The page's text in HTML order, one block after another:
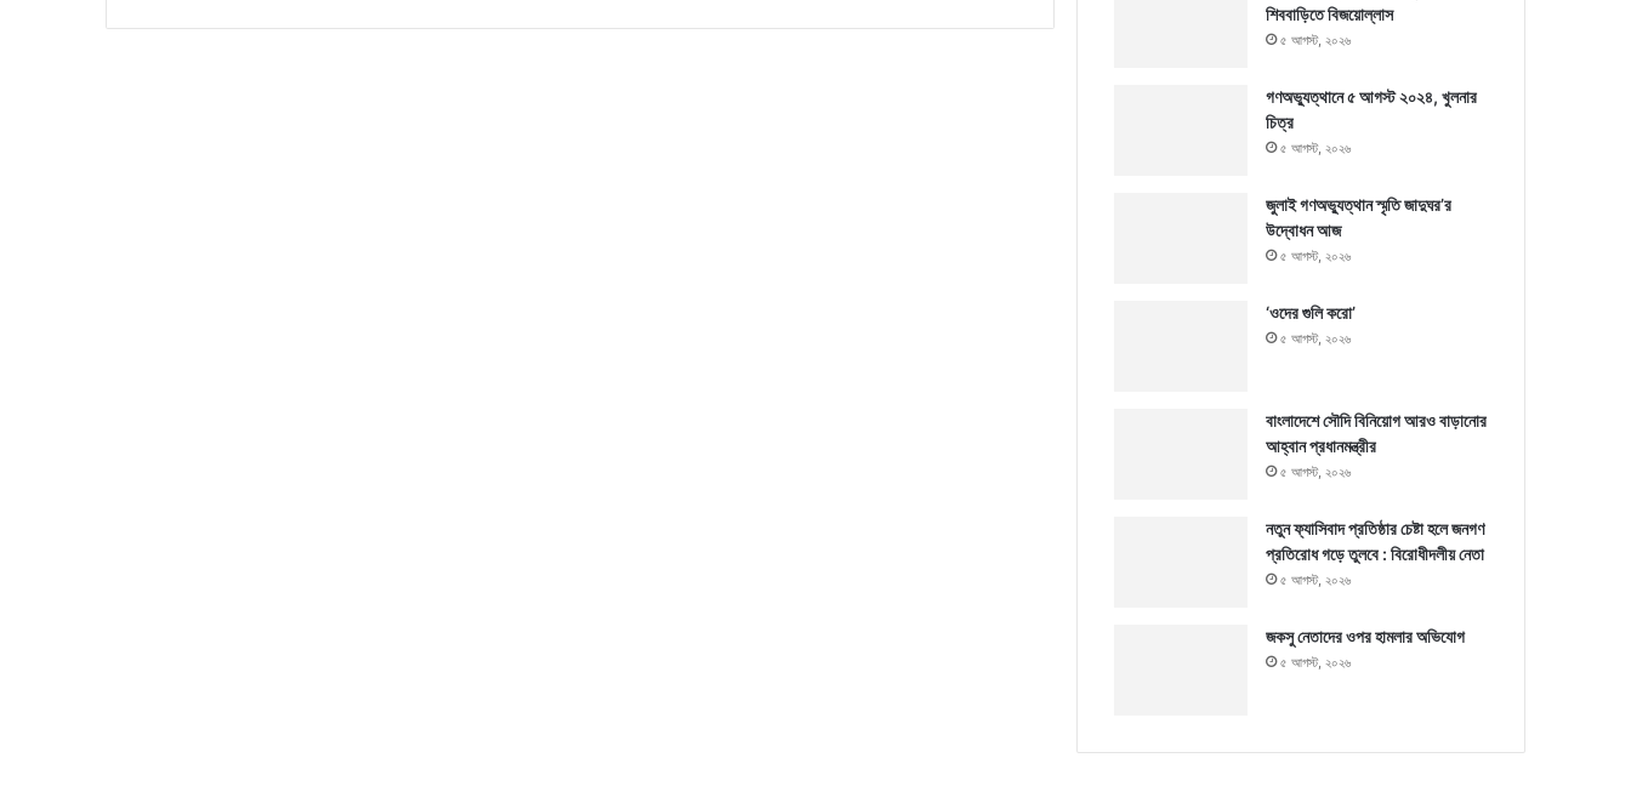
শিববাড়িতে বিজয়োল্লাস
৫ আগস্ট, ২০২৬
গণঅভ্যুত্থানে ৫ আগস্ট ২০২৪, খুলনার
চিত্র
৫ আগস্ট, ২০২৬
জুলাই গণঅভ্যুত্থান স্মৃতি জাদুঘর’র
উদ্বোধন আজ
৫ আগস্ট, ২০২৬
‘ওদের গুলি করো’
৫ আগস্ট, ২০২৬
বাংলাদেশে সৌদি বিনিয়োগ আরও বাড়ানোর
আহ্বান প্রধানমন্ত্রীর
৫ আগস্ট, ২০২৬
নতুন ফ্যাসিবাদ প্রতিষ্ঠার চেষ্টা হলে জনগণ
প্রতিরোধ গড়ে তুলবে : বিরোধীদলীয় নেতা
৫ আগস্ট, ২০২৬
জকসু নেতাদের ওপর হামলার অভিযোগ
৫ আগস্ট, ২০২৬